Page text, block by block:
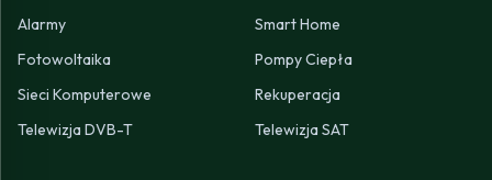
Alarmy
Smart Home
Fotowoltaika
Pompy Ciepła
Sieci Komputerowe
Rekuperacja
Telewizja DVB-T
Telewizja SAT